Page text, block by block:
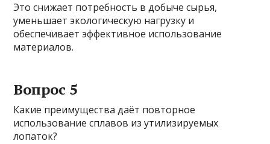
Это снижает потребность в добыче сырья,
уменьшает экологическую нагрузку и
обеспечивает эффективное использование
материалов.
Вопрос 5
Какие преимущества даёт повторное
использование сплавов из утилизируемых
лопаток?